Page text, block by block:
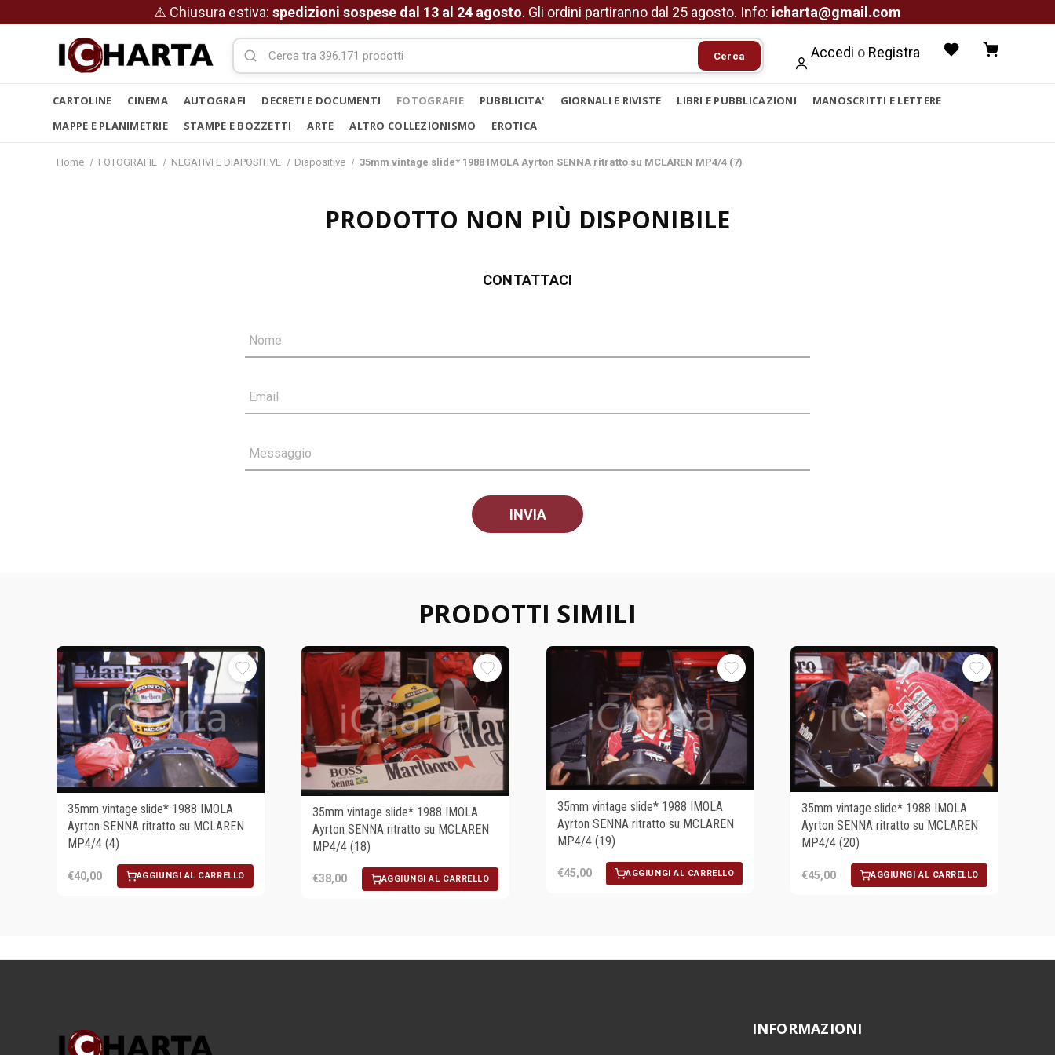
⚠ Chiusura estiva: spedizioni sospese dal 13 al 24 agosto. Gli ordini partiranno dal 25 agosto. Info: icharta@gmail.com
Cerca Accedi o Registra
CARTOLINE CINEMA AUTOGRAFI DECRETI E DOCUMENTI FOTOGRAFIE PUBBLICITA' GIORNALI E RIVISTE LIBRI E PUBBLICAZIONI
MANOSCRITTI E LETTERE
MAPPE E PLANIMETRIE
STAMPE E BOZZETTI ARTE ALTRO COLLEZIONISMO EROTICA
Home FOTOGRAFIE NEGATIVI E DIAPOSITIVE Diapositive 35mm vintage slide* 1988 IMOLA Ayrton SENNA ritratto su MCLAREN MP4/4 (7)
PRODOTTO NON PIÙ DISPONIBILE
CONTATTACI
Nome
Email
Messaggio
PRODOTTI SIMILI
35mm vintage slide* 1988 IMOLA
Ayrton SENNA ritratto su MCLAREN
MP4/4 (4)
€40,00 AGGIUNGI AL CARRELLO
35mm vintage slide* 1988 IMOLA
Ayrton SENNA ritratto su MCLAREN
MP4/4 (18)
€38,00 AGGIUNGI AL CARRELLO
35mm vintage slide* 1988 IMOLA
Ayrton SENNA ritratto su MCLAREN
MP4/4 (19)
€45,00 AGGIUNGI AL CARRELLO
35mm vintage slide* 1988 IMOLA
Ayrton SENNA ritratto su MCLAREN
MP4/4 (20)
€45,00 AGGIUNGI AL CARRELLO
INFORMAZIONI